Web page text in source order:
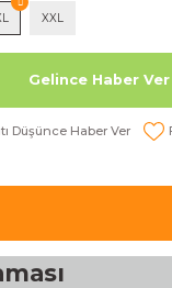
XXL
Gelince Haber Ver
Düşünce Haber Ver